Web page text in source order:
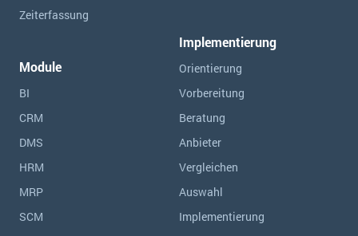
Zeiterfassung
Module
BI
CRM
DMS
HRM
MRP
SCM
Implementierung
Orientierung
Vorbereitung
Beratung
Anbieter
Vergleichen
Auswahl
Implementierung